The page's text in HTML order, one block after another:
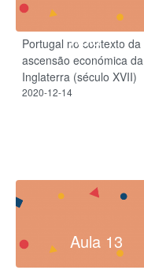
Aula 11
Portugal no contexto da
ascensão económica da
Inglaterra (século XVII)
2020-12-14
Aula 13